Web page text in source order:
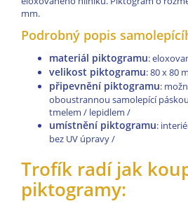
mm.
Podrobný popis
materiál piktogramu:
velikost piktogramu: 80 x 80
připevnění piktogramu:
oboustrannou samolepící
tmelem / lepidlem /
umístnění piktogramu:
bez UV úpravy /
Trofík radí jak
piktogramy: